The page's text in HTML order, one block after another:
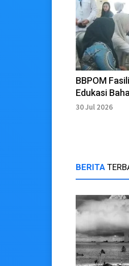
BBPOM
Edukasi
Kepada
30 Jul 2026
BERITA